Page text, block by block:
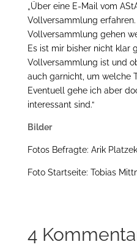
„Über eine E-Mail vom
Vollversammlung
Vollversammlung gehen
Es ist mir bisher nicht klar
Vollversammlung ist und
auch garnicht, um welche
Eventuell gehe ich aber
interessant sind.“
Bilder
Fotos Befragte: Arik Platzek
Foto Startseite: Tobias
4